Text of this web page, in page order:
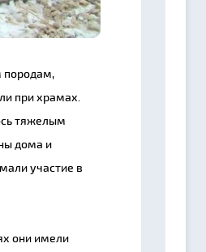
породам,
при храмах.
тяжелым
дома и
участие в
они имели